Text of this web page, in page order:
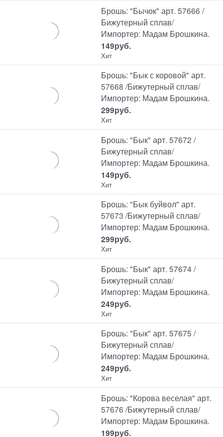
Брошь: "Бычок" арт. 57666 /
Бижутерный сплав/
Импортер: Мадам Брошкина.
149руб.
Хит
Брошь: "Бык с коровой" арт.
57668 /Бижутерный сплав/
Импортер: Мадам Брошкина.
299руб.
Хит
Брошь: "Бык" арт. 57672 /
Бижутерный сплав/
Импортер: Мадам Брошкина.
149руб.
Хит
Брошь: "Бык буйвол" арт.
57673 /Бижутерный сплав/
Импортер: Мадам Брошкина.
299руб.
Хит
Брошь: "Бык" арт. 57674 /
Бижутерный сплав/
Импортер: Мадам Брошкина.
249руб.
Хит
Брошь: "Бык" арт. 57675 /
Бижутерный сплав/
Импортер: Мадам Брошкина.
249руб.
Хит
Брошь: "Корова веселая" арт.
57676 /Бижутерный сплав/
Импортер: Мадам Брошкина.
199руб.